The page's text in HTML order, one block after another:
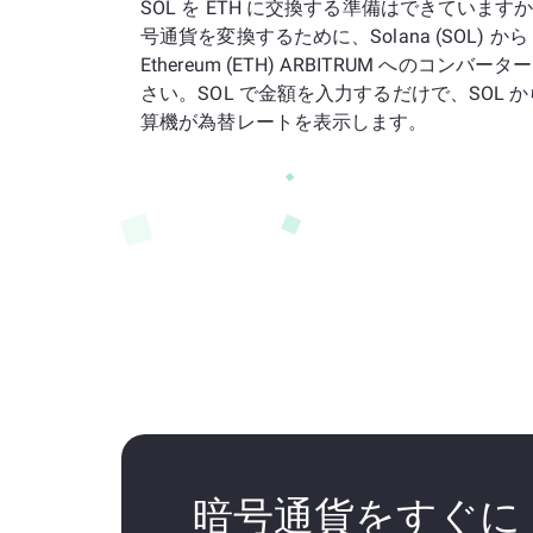
SOL を ETH に交換する準備はできています
号通貨を変換するために、Solana (SOL) か
Ethereum (ETH) ARBITRUM へのコンバータ
さい。SOL で金額を入力するだけで、SOL
算機が為替レートを表示します。
暗号通貨をすぐに